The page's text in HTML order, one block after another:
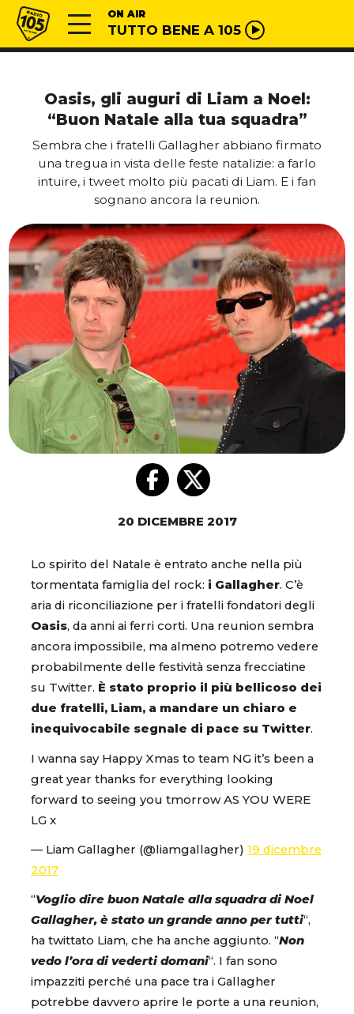
Vai al contenuto
Radio 105 ON AIR
TUTTO BENE A 105
Oasis, gli auguri di Liam a Noel:
“Buon Natale alla tua squadra”
Sembra che i fratelli Gallagher abbiano firmato
una tregua in vista delle feste natalizie: a farlo
intuire, i tweet molto più pacati di Liam. E i fan
sognano ancora la reunion.
20 DICEMBRE 2017
Lo spirito del Natale è entrato anche nella più
tormentata famiglia del rock: i Gallagher. C’è
aria di riconciliazione per i fratelli fondatori degli
Oasis, da anni ai ferri corti. Una reunion sembra
ancora impossibile, ma almeno potremo vedere
probabilmente delle festività senza frecciatine
su Twitter. È stato proprio il più bellicoso dei
due fratelli, Liam, a mandare un chiaro e
inequivocabile segnale di pace su Twitter.
I wanna say Happy Xmas to team NG it’s been a
great year thanks for everything looking
forward to seeing you tmorrow AS YOU WERE
LG x
— Liam Gallagher (@liamgallagher) 19 dicembre
2017
“Voglio dire buon Natale alla squadra di Noel
Gallagher, è stato un grande anno per tutti“,
ha twittato Liam, che ha anche aggiunto. “Non
vedo l’ora di vederti domani“. I fan sono
impazziti perché una pace tra i Gallagher
potrebbe davvero aprire le porte a una reunion,